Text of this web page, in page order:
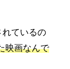
れているの
映画なんで